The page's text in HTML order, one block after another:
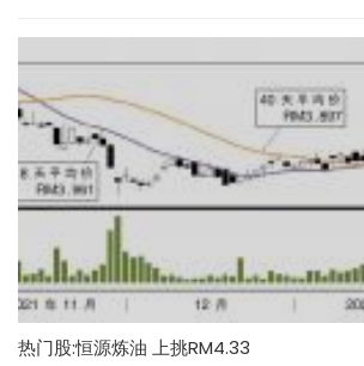
热门股:恒源炼油 上挑RM4.33